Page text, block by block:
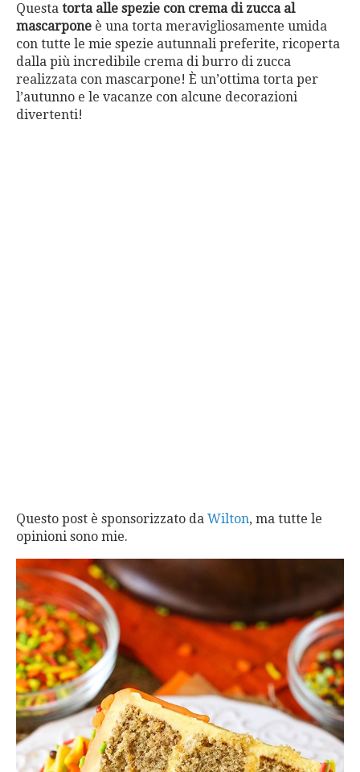
Questa torta alle spezie con crema di zucca al
mascarpone è una torta meravigliosamente umida
con tutte le mie spezie autunnali preferite, ricoperta
dalla più incredibile crema di burro di zucca
realizzata con mascarpone! È un’ottima torta per
l’autunno e le vacanze con alcune decorazioni
divertenti!
Questo post è sponsorizzato da Wilton, ma tutte le
opinioni sono mie.